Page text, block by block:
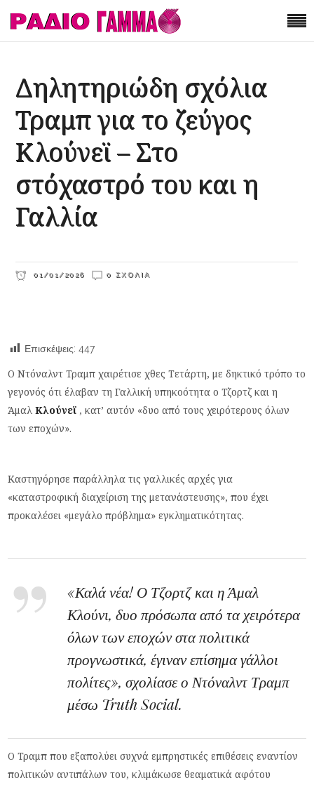
Δηλητηριώδη σχόλια
Τραμπ για το ζεύγος
Κλούνεϊ – Στο
στόχαστρό του και η
Γαλλία
01/01/2026 0 ΣΧΌΛΙΑ
Επισκέψεις: 447
Ο Ντόναλντ Τραμπ χαιρέτισε χθες Τετάρτη, με δηκτικό τρόπο το
γεγονός ότι έλαβαν τη Γαλλική υπηκοότητα ο Τζορτζ και η
ΆμαλΚλούνεϊ , κατ’ αυτόν «δυο από τους χειρότερους όλων
των εποχών».
Καστηγόρησε παράλληλα τις γαλλικές αρχές για
«καταστροφική διαχείριση της μετανάστευσης», που έχει
προκαλέσει «μεγάλο πρόβλημα» εγκληματικότητας.
«Καλά νέα! Ο Τζορτζ και η Άμαλ
Κλούνι, δυο πρόσωπα από τα χειρότερα
όλων των εποχών στα πολιτικά
προγνωστικά, έγιναν επίσημα γάλλοι
πολίτες», σχολίασε ο Ντόναλντ Τραμπ
μέσω Truth Social.
Ο Τραμπ που εξαπολύει συχνά εμπρηστικές επιθέσεις εναντίον
πολιτικών αντιπάλων του, κλιμάκωσε θεαματικά αφότου